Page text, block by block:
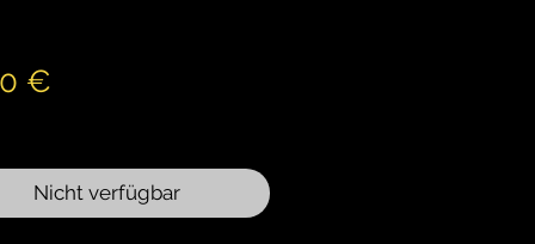
€Preis
Nicht verfügbar